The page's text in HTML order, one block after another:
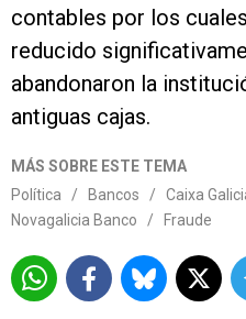
contables por los
reducido
abandonaron la
antiguas cajas.
MÁS SOBRE ESTE TEMA
Política
/ Bancos / Caixa
Novagalicia Banco
/ Fraude